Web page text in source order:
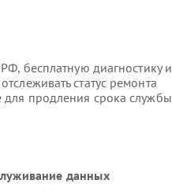
бесплатную диагностику и
статус ремонта
для продления срока службы
данных